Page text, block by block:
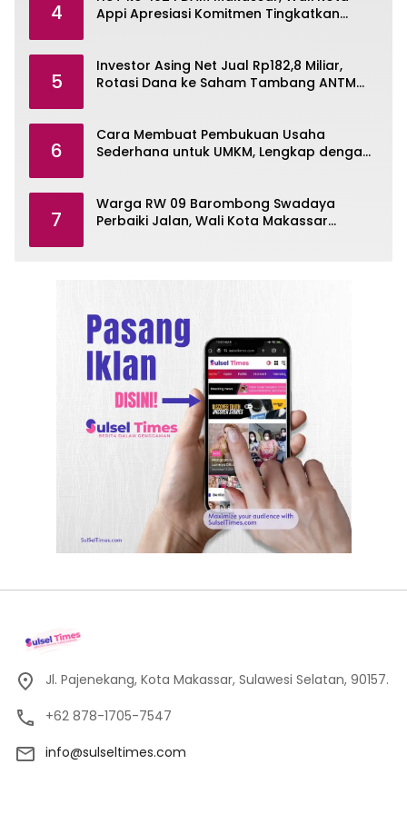
4
Appi Apresiasi Komitmen Tingkatkan
5
Investor Asing Net Jual Rp182,8 Miliar,
Rotasi Dana ke Saham Tambang ANTM
6
Cara Membuat Pembukuan Usaha
Sederhana untuk UMKM, Lengkap dengan
7
Warga RW 09 Barombong Swadaya
Perbaiki Jalan, Wali Kota Makassar
Jl. Pajenekang, Kota Makassar, Sulawesi Selatan, 90157.
+62 878-1705-7547
info@sulseltimes.com